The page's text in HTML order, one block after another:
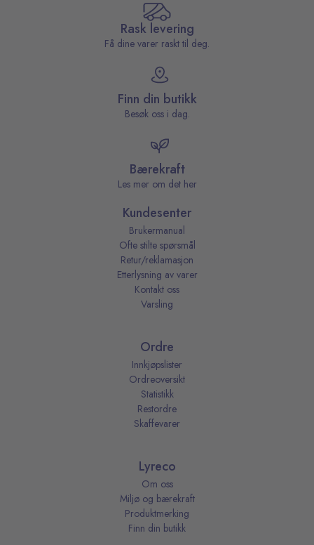
Rask levering
Få dine varer raskt til deg.
Finn din butikk
Besøk oss i dag.
Bærekraft
Les mer om det her
Kundesenter
Brukermanual
Ofte stilte spørsmål
Retur/reklamasjon
Etterlysning av varer
Kontakt oss
Varsling
Ordre
Innkjøpslister
Ordreoversikt
Statistikk
Restordre
Skaffevarer
Lyreco
Om oss
Miljø og bærekraft
Produktmerking
Finn din butikk